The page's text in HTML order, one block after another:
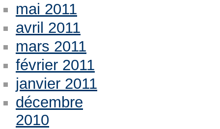
mai 2011
avril 2011
mars 2011
février 2011
janvier 2011
décembre
2010